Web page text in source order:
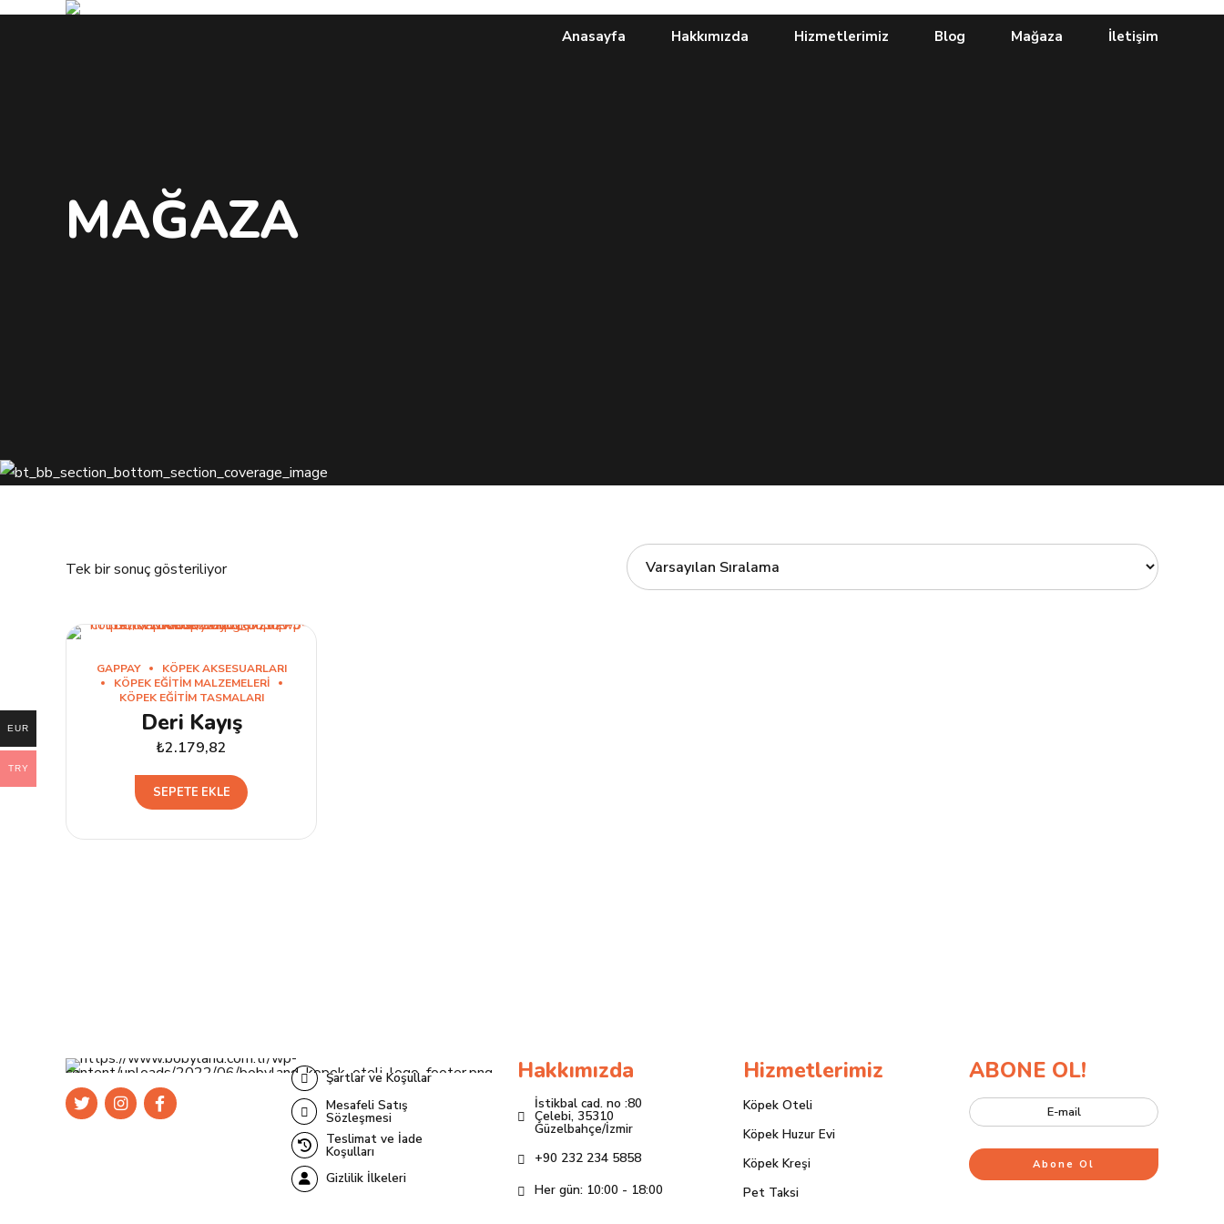
Anasayfa Hakkımızda Hizmetlerimiz Blog Mağaza İletişim
MAĞAZA
Tek bir sonuç gösteriliyor
GAPPAY
KÖPEK AKSESUARLARI
KÖPEK EĞITIM MALZEMELERI
KÖPEK EĞITIM TASMALARI
Deri Kayış
₺2.179,82
SEPETE EKLE
Şartlar ve Koşullar
Mesafeli Satış
Sözleşmesi
Teslimat ve İade
Koşulları
Gizlilik İlkeleri
Hakkımızda
İstikbal cad. no :80
Çelebi, 35310
Güzelbahçe/İzmir
+90 232 234 5858
Her gün: 10:00 - 18:00
Hizmetlerimiz
Köpek Oteli
Köpek Huzur Evi
Köpek Kreşi
Pet Taksi
ABONE OL!
EUR
TRY